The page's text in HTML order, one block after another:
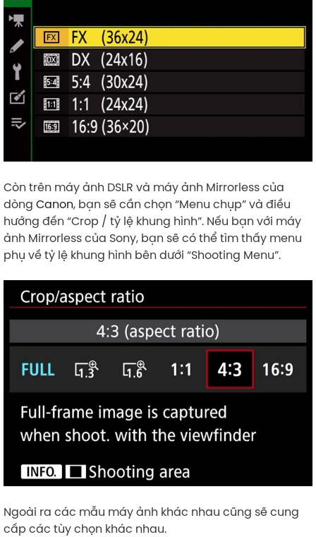
Còn trên máy ảnh DSLR và máy ảnh Mirrorless của
dòng Canon, bạn sẽ cần chọn “Menu chụp” và điều
hướng đến “Crop / tỷ lệ khung hình”. Nếu bạn với máy
ảnh Mirrorless của Sony, bạn sẽ có thể tìm thấy menu
phụ về tỷ lệ khung hình bên dưới “Shooting Menu”.
Ngoài ra các mẫu máy ảnh khác nhau cũng sẽ cung
cấp các tùy chọn khác nhau.